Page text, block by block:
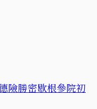
險勝密歇根參院初